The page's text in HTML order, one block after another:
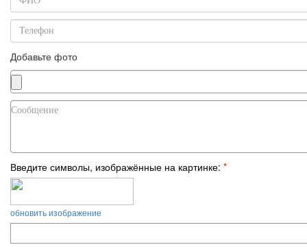
Добавьте фото
Введите символы, изображённые на картинке: *
обновить изображение